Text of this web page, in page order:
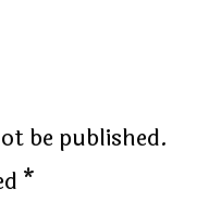
be published.
*